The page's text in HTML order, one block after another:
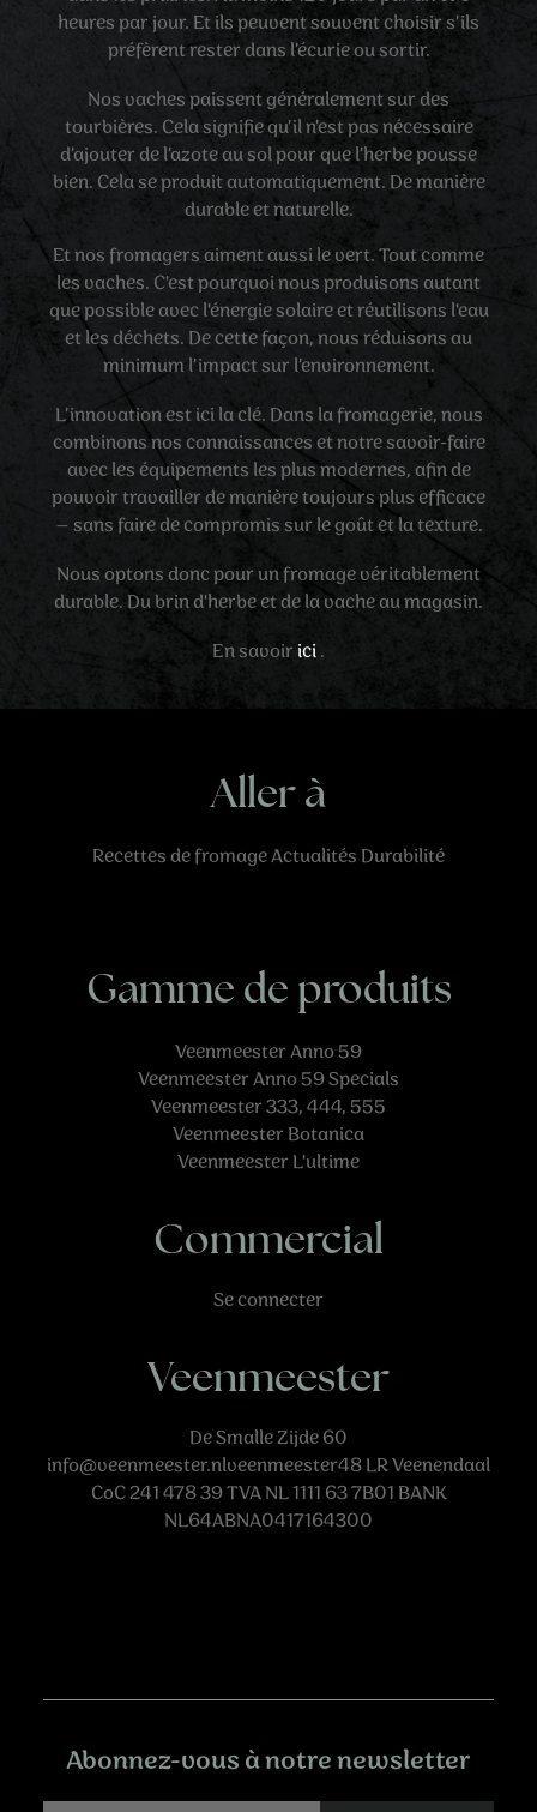
heures par jour. Et ils peuvent souvent choisir s’ils
préfèrent rester dans l’écurie ou sortir.
Nos vaches paissent généralement sur des
tourbières. Cela signifie qu’il n’est pas nécessaire
d’ajouter de l’azote au sol pour que l’herbe pousse
bien. Cela se produit automatiquement. De manière
durable et naturelle.
Et nos fromagers aiment aussi le vert. Tout comme
les vaches. C'est pourquoi nous produisons autant
que possible avec l'énergie solaire et réutilisons l'eau
et les déchets. De cette façon, nous réduisons au
minimum l’impact sur l’environnement.
L’innovation est ici la clé. Dans la fromagerie, nous
combinons nos connaissances et notre savoir-faire
avec les équipements les plus modernes, afin de
pouvoir travailler de manière toujours plus efficace
– sans faire de compromis sur le goût et la texture.
Nous optons donc pour un fromage véritablement
durable. Du brin d'herbe et de la vache au magasin.
En savoir ici.
Aller à
Recettesde fromageActualités Durabilité
Gamme de produits
Veenmeester Anno 59
Veenmeester Anno 59 Specials
Veenmeester 333, 444, 555
Veenmeester Botanica
Veenmeester L'ultime
Commercial
Se connecter
Veenmeester
De Smalle Zijde 60
info@veenmeester.nlveenmeester48LR Veenendaal
CoC 241 478 39 TVA NL 1111 63 7B01 BANK
NL64ABNA0417164300
Abonnez-vous à notre newsletter